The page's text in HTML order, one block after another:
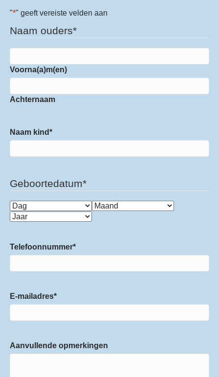
"*" geeft vereiste velden aan
Naam ouders*
Voorna(a)m(en)
Achternaam
Naam kind*
Geboortedatum*
Dag
Maand
Jaar
Telefoonnummer*
E-mailadres*
Aanvullende opmerkingen